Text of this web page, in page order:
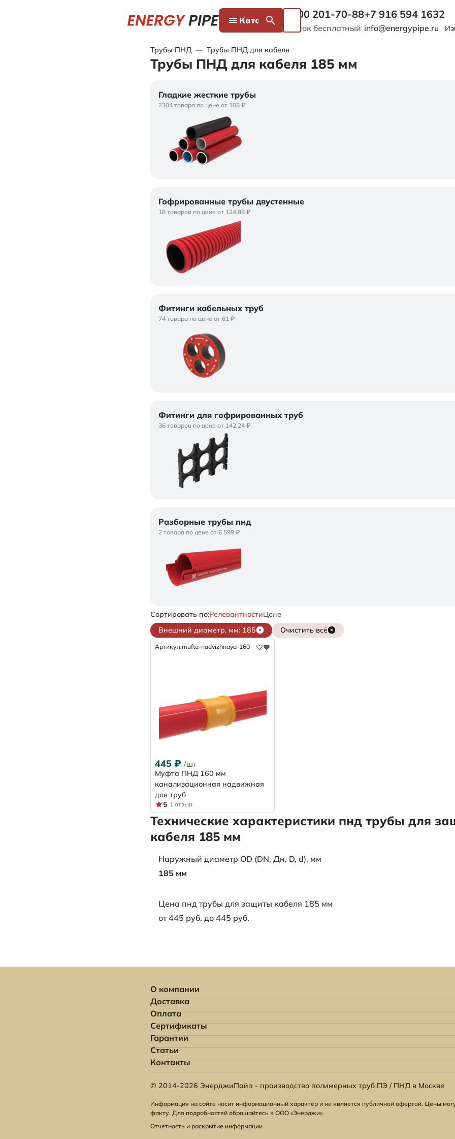
Каталог 8 800 201-70-88
Звонок бесплатный
+7 916 594 1632
info@energypipe.ru
Трубы ПНД — Трубы ПНД для кабеля
Трубы ПНД для кабеля 185 мм
Гладкие жесткие трубы
2304 товара по цене от 108 ₽
Гофрированные трубы двустенные
18 товаров по цене от 124,88 ₽
Фитинги кабельных труб
74 товара по цене от 61 ₽
Фитинги для гофрированных труб
36 товаров по цене от 142,24 ₽
Разборные трубы пнд
2 товара по цене от 6 599 ₽
Сортировать по:РелевантностиЦене
Внешний диаметр, мм: 185
Очистить всё
Артикул:mufta-nadvizhnaya-160
445 ₽ /шт
Муфта ПНД 160 мм
канализационная надвижная
для труб
5 1 отзыв
Технические характеристики пнд трубы для
кабеля 185 мм
Наружный диаметр OD (DN, Дн, D, d), мм
185 мм
Цена пнд трубы для защиты кабеля 185 мм
от 445 руб. до 445 руб.
О компании
Доставка
Оплата
Сертификаты
Гарантии
Статьи
Контакты
© 2014-2026 ЭнерджиПайп - производство полимерных труб ПЭ / ПНД в Москве
Информация на сайте носит информационный характер и не является публичной офертой. Цены
факту. Для подробностей обращайтесь в ООО «Энерджи».
Отчетность и раскрытие информации